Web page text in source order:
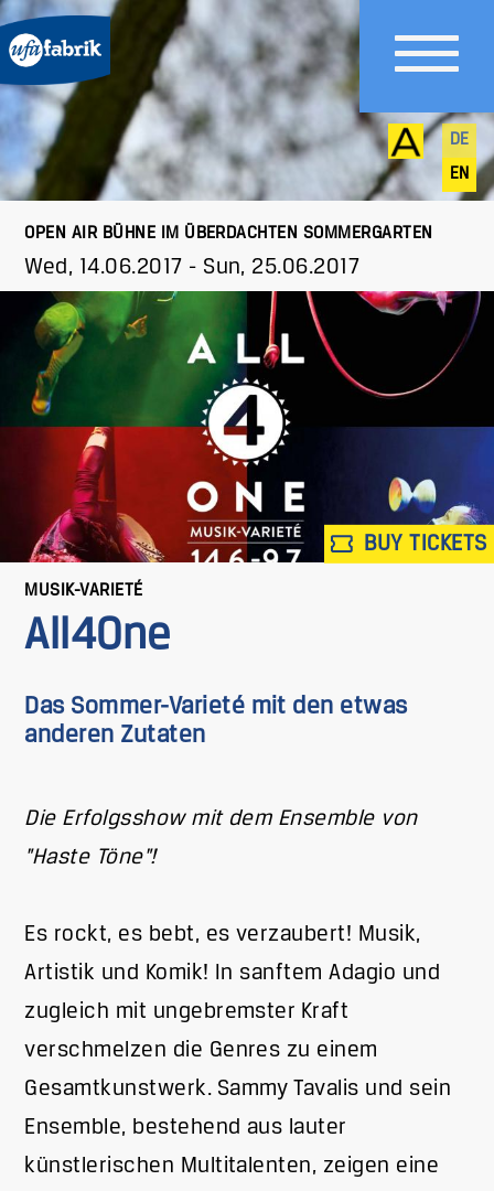
DE
EN
OPEN AIR BÜHNE IM ÜBERDACHTEN SOMMERGARTEN
Wed, 14.06.2017 - Sun, 25.06.2017
BUY TICKETS
MUSIK-VARIETÉ
All4One
Das Sommer-Varieté mit den etwas
anderen Zutaten
Die Erfolgsshow mit dem Ensemble von
"Haste Töne"!
Es rockt, es bebt, es verzaubert! Musik,
Artistik und Komik! In sanftem Adagio und
zugleich mit ungebremster Kraft
verschmelzen die Genres zu einem
Gesamtkunstwerk. Sammy Tavalis und sein
Ensemble, bestehend aus lauter
künstlerischen Multitalenten, zeigen eine